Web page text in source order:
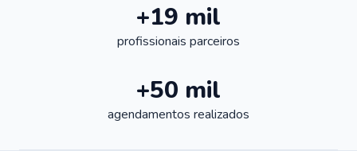
+19 mil
profissionais parceiros
+50 mil
agendamentos realizados